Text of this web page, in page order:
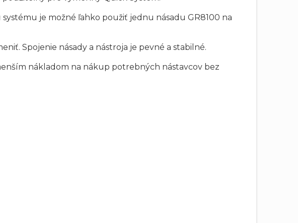
je možné ľahko použiť jednu násadu GR8100 na
Spojenie násady a nástroja je pevné a stabilné.
nákladom na nákup potrebných nástavcov bez